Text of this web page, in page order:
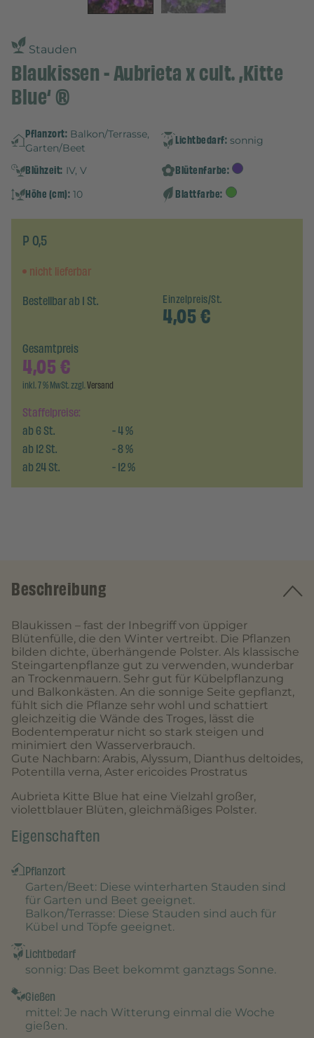
Stauden
Blaukissen - Aubrieta x cult. ‚Kitte
Blue‘ ®
Pflanzort: Balkon/Terrasse,
Garten/Beet
Lichtbedarf: sonnig
Blühzeit: IV, V
Blütenfarbe:
Höhe (cm): 10 Blattfarbe:
P 0,5
nicht lieferbar
Bestellbar ab 1 St.
Einzelpreis/St.
4,05€
Staffelpreise:
ab6St. -4%
ab12St. -8%
ab24St. -12%
Gesamtpreis
4,05€
inkl. 7 % MwSt. zzgl.Versand
Beschreibung
Blaukissen – fast der Inbegriff von üppiger
Blütenfülle, die den Winter vertreibt. Die Pflanzen
bilden dichte, überhängende Polster. Als klassische
Steingartenpflanze gut zu verwenden, wunderbar
an Trockenmauern. Sehr gut für Kübelpflanzung
und Balkonkästen. An die sonnige Seite gepflanzt,
fühlt sich die Pflanze sehr wohl und schattiert
gleichzeitig die Wände des Troges, lässt die
Bodentemperatur nicht so stark steigen und
minimiert den Wasserverbrauch.
Gute Nachbarn: Arabis, Alyssum, Dianthus deltoides,
Potentilla verna, Aster ericoides Prostratus
Aubrieta Kitte Blue hat eine Vielzahl großer,
violettblauer Blüten, gleichmäßiges Polster.
Eigenschaften
Pflanzort
Garten/Beet: Diese winterharten Stauden sind
für Garten und Beet geeignet.
Balkon/Terrasse: Diese Stauden sind auch für
Kübel und Töpfe geeignet.
Lichtbedarf
sonnig: Das Beet bekommt ganztags Sonne.
Gießen
mittel : Je nach Witterung einmal die Woche
gießen.